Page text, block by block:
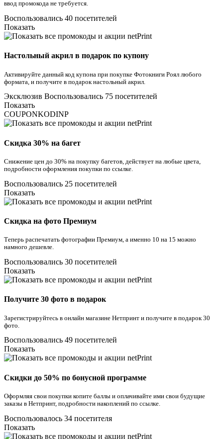
ввод промокода не требуется.
Воспользовались 40 посетителей
Показать
Настольный акрил в подарок по купону
Активируйте данный код купона при покупке Фотокниги Роял любого
формата, и получите в подарок настольный акрил.
Эксклюзив Воспользовались 75 посетителей
Показать
COUPONKODINP
Скидка 30% на багет
Снижение цен до 30% на покупку багетов, действует на любые цвета,
подробности оформления покупки по ссылке.
Воспользовались 25 посетителей
Показать
Скидка на фото Премиум
Теперь распечатать фотографии Премиум, а именно 10 на 15 можно
намного дешевле.
Воспользовались 30 посетителей
Показать
Получите 30 фото в подарок
Зарегистрируйтесь в онлайн магазине Нетпринт и получите в подарок 30
фото.
Воспользовались 49 посетителей
Показать
Скидки до 50% по бонусной программе
Оформляя свои покупки копите баллы и оплачивайте ими свои будущие
заказы в Нетпринт, подробности накоплений по ссылке.
Воспользовалось 34 посетителя
Показать